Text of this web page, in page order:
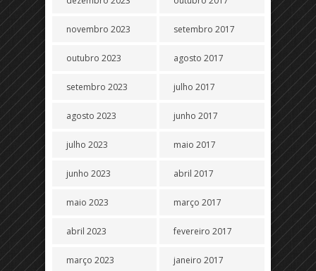
novembro 2023
outubro 2023
setembro 2023
agosto 2023
julho 2023
junho 2023
maio 2023
abril 2023
março 2023
setembro 2017
agosto 2017
julho 2017
junho 2017
maio 2017
abril 2017
março 2017
fevereiro 2017
janeiro 2017